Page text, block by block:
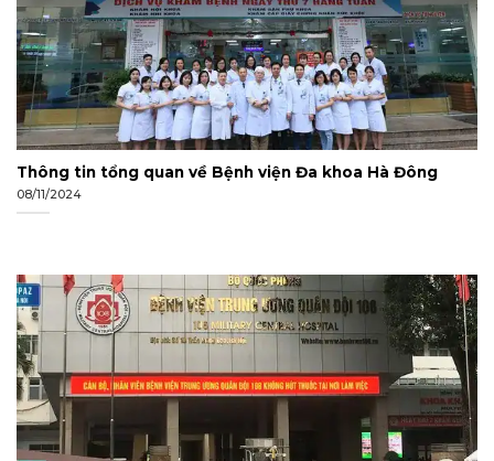
Thông tin tổng quan về Bệnh viện Đa khoa Hà Đông
08/11/2024